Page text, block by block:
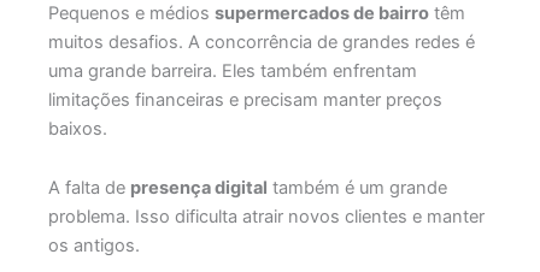
Pequenos e médios supermercados de bairro têm
muitos desafios. A concorrência de grandes redes é
uma grande barreira. Eles também enfrentam
limitações financeiras e precisam manter preços
baixos.
A falta de presença digital também é um grande
problema. Isso dificulta atrair novos clientes e manter
os antigos.